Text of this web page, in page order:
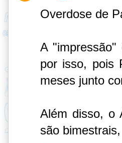
Overdose de
A
por isso, pois
meses junto
Além disso, o
são